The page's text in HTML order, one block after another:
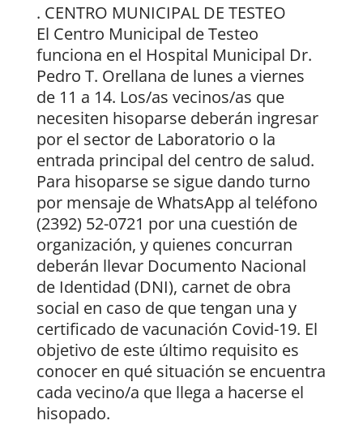
. CENTRO MUNICIPAL DE TESTEO
El Centro Municipal de Testeo
funciona en el Hospital Municipal Dr.
Pedro T. Orellana de lunes a viernes
de 11 a 14. Los/as vecinos/as que
necesiten hisoparse deberán ingresar
por el sector de Laboratorio o la
entrada principal del centro de salud.
Para hisoparse se sigue dando turno
por mensaje de WhatsApp al teléfono
(2392) 52-0721 por una cuestión de
organización, y quienes concurran
deberán llevar Documento Nacional
de Identidad (DNI), carnet de obra
social en caso de que tengan una y
certificado de vacunación Covid-19. El
objetivo de este último requisito es
conocer en qué situación se encuentra
cada vecino/a que llega a hacerse el
hisopado.